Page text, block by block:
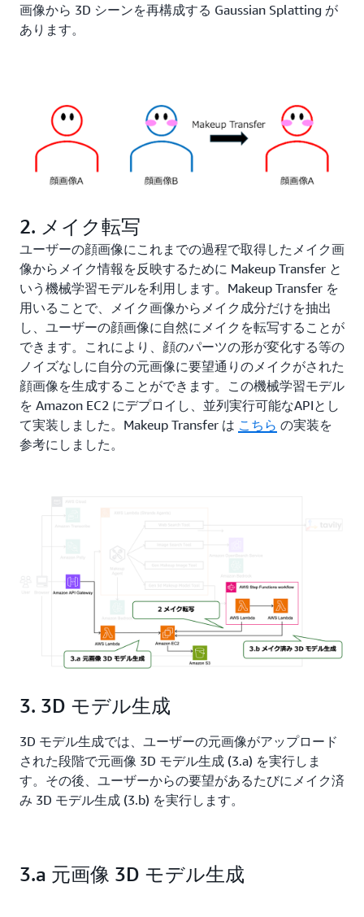
画像から 3D シーンを再構成する Gaussian Splatting が
あります。
2. メイク転写
ユーザーの顔画像にこれまでの過程で取得したメイク画
像からメイク情報を反映するために Makeup Transfer と
いう機械学習モデルを利用します。Makeup Transfer を
用いることで、メイク画像からメイク成分だけを抽出
し、ユーザーの顔画像に自然にメイクを転写することが
できます。これにより、顔のパーツの形が変化する等の
ノイズなしに自分の元画像に要望通りのメイクがされた
顔画像を生成することができます。この機械学習モデル
を Amazon EC2 にデプロイし、並列実行可能なAPIとし
て実装しました。Makeup Transfer は こちら の実装を
参考にしました。
3. 3D モデル生成
3D モデル生成では、ユーザーの元画像がアップロード
された段階で元画像 3D モデル生成 (3.a) を実行しま
す。その後、ユーザーからの要望があるたびにメイク済
み 3D モデル生成 (3.b) を実行します。
3.a 元画像 3D モデル生成